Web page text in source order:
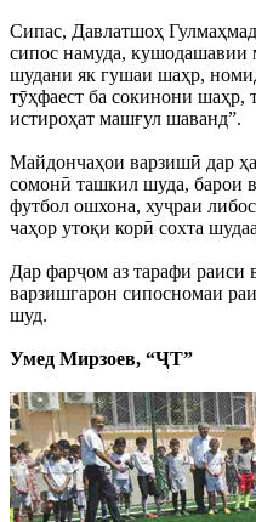
Сипас, Давлатшоҳ
сипос намуда, кушодашавии
шудани як гушаи шаҳр,
тӯҳфаест ба сокинони шаҳр,
истироҳат машғул шаванд”.
Майдончаҳои варзишӣ дар
сомонӣ ташкил шуда, барои
футбол ошхона, хуҷраи
чаҳор утоқи корӣ сохта
Дар фарҷом аз тарафи раиси
варзишгарон сипосномаи
шуд.
Умед Мирзоев, “ҶТ”